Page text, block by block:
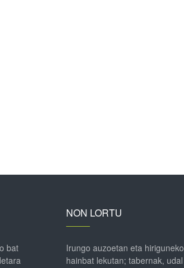
bat
NON LORTU
Irungo auzoetan eta hiriguneko
hainbat lekutan; tabernak, udal